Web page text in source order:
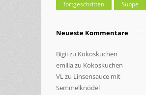
fortgeschritten
Suppe
Neueste Kommentare
Bigiizu Kokoskuchen
emilia zu Kokoskuchen
VLzu Linsensauce mit
Semmelknödel